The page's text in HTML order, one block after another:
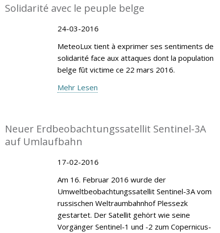
Solidarité avec le peuple belge
24-03-2016
MeteoLux tient à exprimer ses sentiments de
solidarité face aux attaques dont la population
belge fût victime ce 22 mars 2016.
Mehr Lesen
Neuer Erdbeobachtungssatellit Sentinel-3A
auf Umlaufbahn
17-02-2016
Am 16. Februar 2016 wurde der
Umweltbeobachtungssatellit Sentinel-3A vom
russischen Weltraumbahnhof Plessezk
gestartet. Der Satellit gehört wie seine
Vorgänger Sentinel-1 und -2 zum Copernicus-